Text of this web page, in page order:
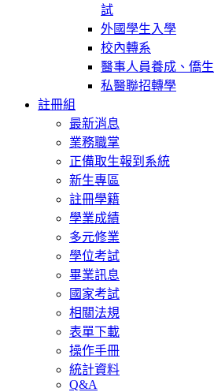
試
外國學生入學
校內轉系
醫事人員養成、僑生
私醫聯招轉學
註冊組
最新消息
業務職掌
正備取生報到系統
新生專區
註冊學籍
學業成績
多元修業
學位考試
畢業訊息
國家考試
相關法規
表單下載
操作手冊
統計資料
Q&A